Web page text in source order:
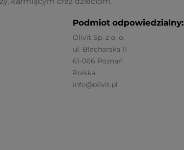
Podmiot odpowiedzialny:
Olivit Sp. z o. o.
ul. Blacharska 11
61-066 Poznań
Polska
info@olivit.pl